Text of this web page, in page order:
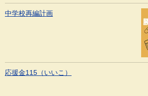
中学校再編計画
応援金115（いいこ）